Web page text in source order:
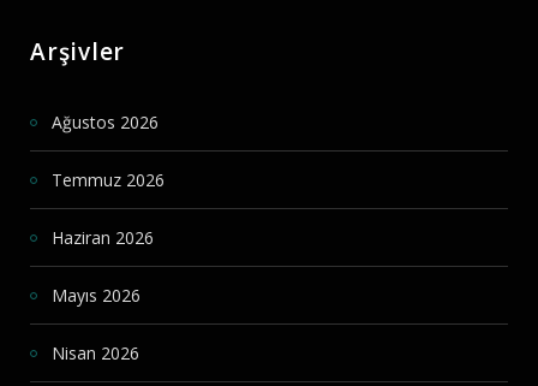
Arşivler
Ağustos 2026
Temmuz 2026
Haziran 2026
Mayıs 2026
Nisan 2026